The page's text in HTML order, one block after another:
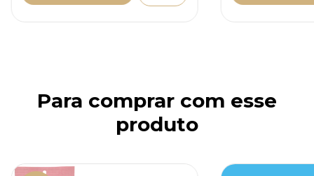
Para comprar com esse
produto